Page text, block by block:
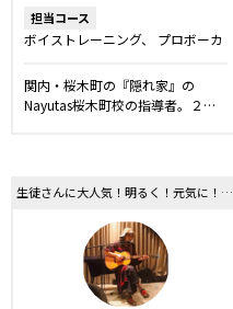
担当コース
ボイストレーニング
プロボーカ
関内・桜木町の『隠れ家』の
Nayutas桜木町校の指導者。２…
生徒さんに大人気！明るく！元気に！ライブハウス経験豊富なインストラクター！